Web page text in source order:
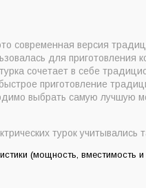
Okka Minio Black Bronze
Okka Grandio White
серая 500 мл
Okka Black Chrome
SCM-555
современная версия
для
сочетает в себе
приготовление
выбрать самую лучшую
турок учитывались
(мощность, вместимость и